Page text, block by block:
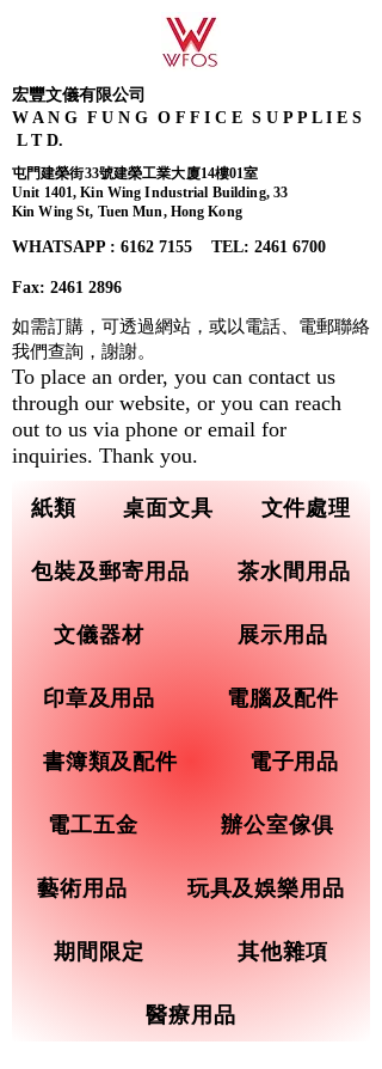
宏豐文儀有限公司
W A N G F U N G O F F I C E S U P P L I E S
L T D.
屯門建榮街33號建榮工業大廈14樓01室
Unit 1401, Kin Wing Industrial Building, 33
Kin Wing St, Tuen Mun, Hong Kong
WHATSAPP : 6162 7155​ TEL: 2461 6700
Fax: 2461 2896
紙類 桌面文具 文件處理
包裝及郵寄用品 茶水間用品
文儀器材 展示用品
印章及用品 電腦及配件
書簿類及配件 電子用品
電工五金 辦公室傢俱
藝術用品 玩具及娛樂用品
期間限定 其他雜項
醫療用品
如需訂購，可透過網站，或以電話、電郵聯絡
我們查詢， 謝謝。
To place an order, you can contact us
through our website, or you can reach
out to us via phone or email for
inquiries. Thank you.